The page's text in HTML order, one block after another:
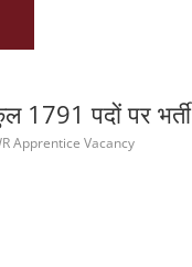
1791 पदों पर भर्ती
Apprentice Vacancy